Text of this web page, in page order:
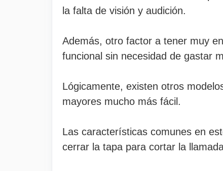
la falta de visión y audición.
Además, otro factor a tener muy
funcional sin necesidad de gastar
Lógicamente, existen otros
mayores mucho más fácil.
Las características comunes en
cerrar la tapa para cortar la